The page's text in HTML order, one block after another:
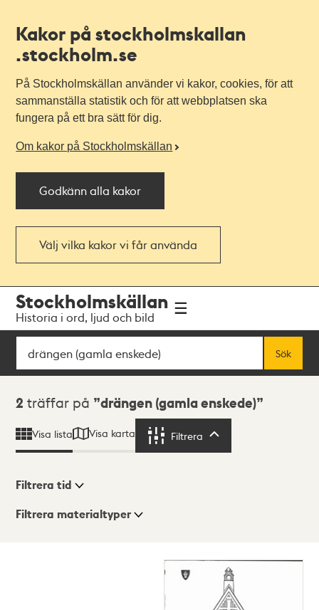
Kakor på stockholmskallan
.stockholm.se
På Stockholmskällan använder vi kakor, cookies, för att
sammanställa statistik och för att webbplatsen ska
fungera på ett bra sätt för dig.
Om kakor på Stockholmskällan
Godkänn alla kakor
Välj vilka kakor vi får använda
navigationen
huvudinnehållet
Stockholmskällan
Historia i ord, ljud och bild
Sök
Sök
Sökresultat
2 träffar på drängen (gamla enskede)
Visa lista Visa karta Filtrera
Visningsläge
Filtrera tid
Filtrera materialtyper